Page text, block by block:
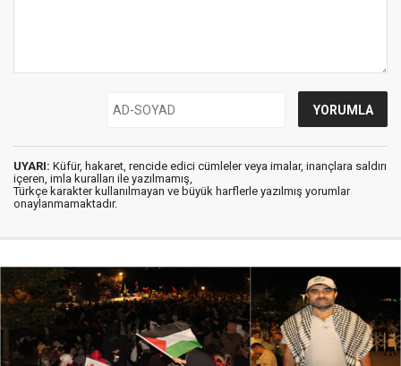
UYARI: Küfür, hakaret, rencide edici cümleler veya imalar, inançlara saldırı
içeren, imla kuralları ile yazılmamış,
Türkçe karakter kullanılmayan ve büyük harflerle yazılmış yorumlar
onaylanmamaktadır.